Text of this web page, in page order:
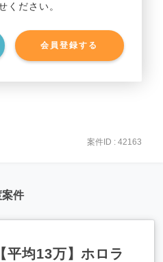
ください。
会員登録する
案件ID : 42163
件
平均13万】ホロラ